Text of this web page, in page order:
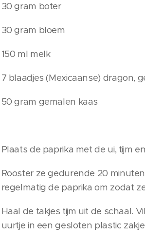
30 gram boter
30 gram bloem
150 ml melk
7 blaadjes (Mexicaanse) dragon,
50 gram gemalen kaas
Plaats de paprika met de ui, tijm
Rooster ze gedurende 20
regelmatig de paprika om zodat
Haal de takjes tijm uit de schaal.
uurtje in een gesloten plastic